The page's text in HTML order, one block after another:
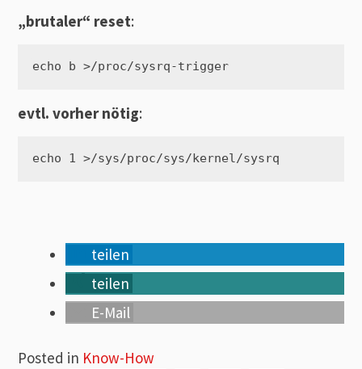
„brutaler“ reset:
evtl. vorher nötig:
teilen
teilen
E-Mail
Posted in Know-How